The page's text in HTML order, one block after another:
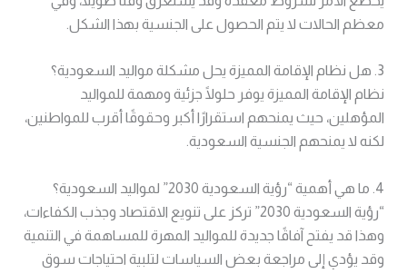
معظم الحالات لا يتم الحصول على الجنسية بهذا الشكل.
3. هل نظام الإقامة المميزة يحل مشكلة مواليد السعودية؟
نظام الإقامة المميزة يوفر حلولًا جزئية ومهمة للمواليد
المؤهلين، حيث يمنحهم استقرارًا أكبر وحقوقًا أقرب للمواطنين،
لكنه لا يمنحهم الجنسية السعودية.
4. ما هي أهمية “رؤية السعودية 2030” لمواليد السعودية؟
“رؤية السعودية 2030” تركز على تنويع الاقتصاد وجذب الكفاءات،
وهذا قد يفتح آفاقًا جديدة للمواليد المهرة للمساهمة في التنمية
وقد يؤدي إلى مراجعة بعض السياسات لتلبية احتياجات سوق